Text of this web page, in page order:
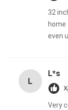
32
home
even
L
L*s
Very